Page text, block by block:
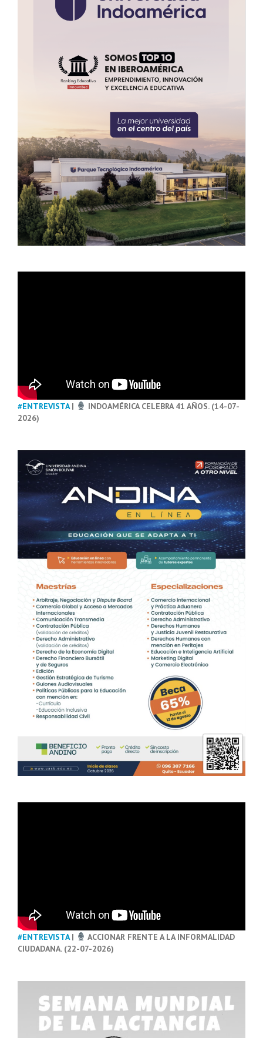
#ENTREVISTA|
INDOAMÉRICA CELEBRA 41 AÑOS. (14-07-
2026)
#ENTREVISTA|
ACCIONAR FRENTE A LA INFORMALIDAD
CIUDADANA. (22-07-2026)